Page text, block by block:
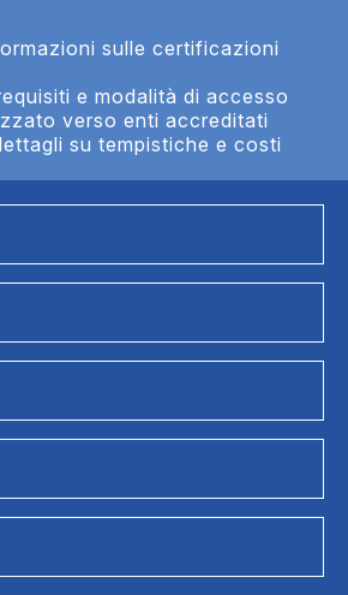
sulle certificazioni
e modalità di accesso
verso enti accreditati
su tempistiche e costi